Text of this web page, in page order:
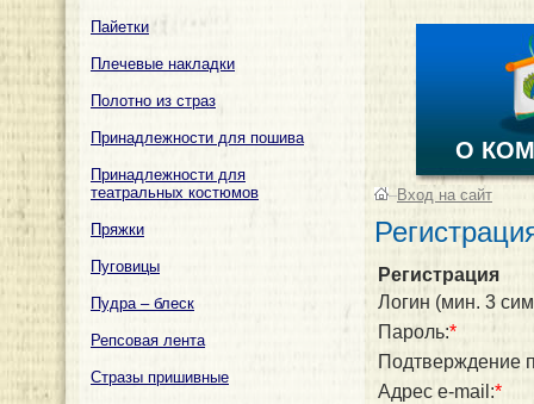
Пайетки
Плечевые накладки
Полотно из страз
Принадлежности для пошива
Принадлежности для
театральных костюмов
Пряжки
Пуговицы
Пудра – блеск
Репсовая лента
Стразы пришивные
О
–Вход на сайт
Регистрация
Логин (мин. 3
Пароль:*
Подтверждение
Адрес e-mail:*